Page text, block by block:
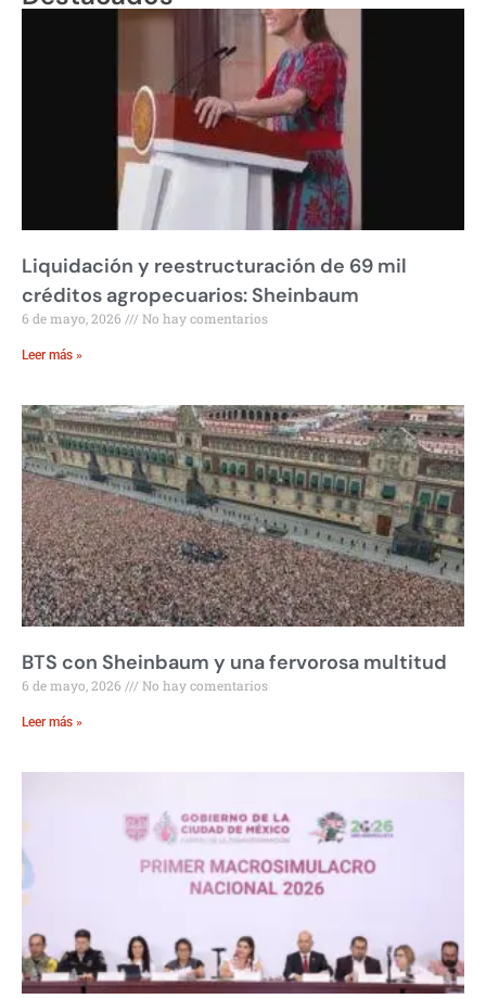
Liquidación y reestructuración de 69 mil
créditos agropecuarios: Sheinbaum
6 de mayo, 2026 No hay comentarios
Leer más »
BTS con Sheinbaum y una fervorosa multitud
6 de mayo, 2026 No hay comentarios
Leer más »